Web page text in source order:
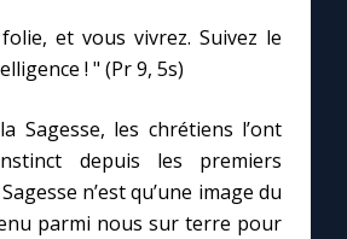
et vous vivrez. Suivez le
! " (Pr 9, 5s)
Sagesse, les chrétiens l’ont
depuis les premiers
n’est qu’une image du
parmi nous sur terre pour